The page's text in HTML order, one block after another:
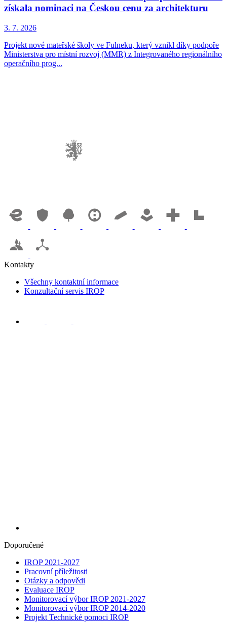
získala nominaci na Českou cenu za architekturu
3. 7. 2026
Projekt nové mateřské školy ve Fulneku, který vznikl díky podpoře
Ministerstva pro místní rozvoj (MMR) z Integrovaného regionálního
operačního prog...
Kontakty
Všechny kontaktní informace
Konzultační servis IROP
Doporučené
IROP 2021-2027
Pracovní příležitosti
Otázky a odpovědi
Evaluace IROP
Monitorovací výbor IROP 2021-2027
Monitorovací výbor IROP 2014-2020
Projekt Technické pomoci IROP